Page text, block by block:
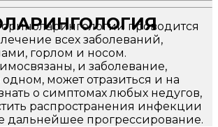
проводится
всех заболеваний,
горлом и носом.
и заболевание,
может отразиться и на
о симптомах любых недугов,
распространения инфекции
дальнейшее прогрессирование.